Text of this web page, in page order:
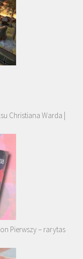
Christiana Warda |
Pierwszy – rarytas